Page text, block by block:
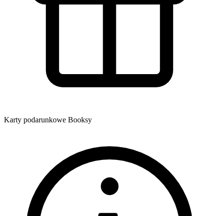
Karty podarunkowe Booksy